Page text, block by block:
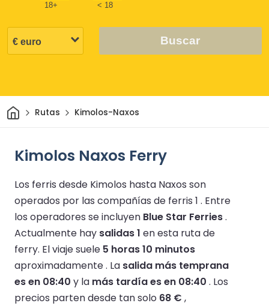
18+ < 18
Buscar
InicioRutas Kimolos-Naxos
Kimolos Naxos Ferry
Los ferris desde Kimolos hasta Naxos son
operados por las compañías de ferris 1 . Entre
los operadores se incluyen Blue Star Ferries.
Actualmente hay salidas 1 en esta ruta de
ferry. El viaje suele 5 horas 10 minutos
aproximadamente . La salida más temprana
es en 08:40 y la más tardía es en 08:40 . Los
precios parten desde tan solo 68 € ,